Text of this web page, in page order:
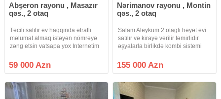
Abşeron rayonu , Masazır
qəs., 2 otaq
Təcili satılır ev haqqında ətraflı
məlumat almaq istəyən nömrəyə
zəng etsin vatsapa yox Internetim
59 000 Azn
Nərimanov rayonu , Montin
qəs., 2 otaq
Salam Aleykum 2 otagli həyət evi
satılır və kirayə verilir təmirlidir
əşyalarla birlikdə kombi sistemi
kondisioner var kupça var satış
155000 start giyməti mənzil
155 000 Azn